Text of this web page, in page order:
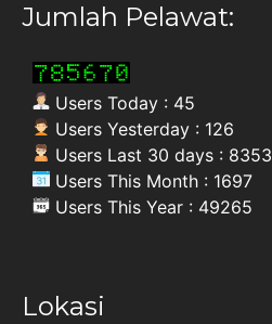
Jumlah Pelawat:
Users Today : 45
Users Yesterday : 126
Users Last 30 days : 8353
Users This Month : 1697
Users This Year : 49265
Lokasi